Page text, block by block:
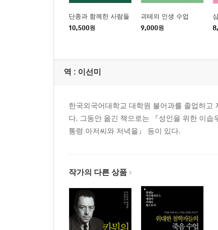
끝없는 전쟁중이다 / 자아는 중심이자 모든 갈
드러난다 / 나는 왜 지금 여기에 있는가? / 불안
앞에서는 도덕이 학문보다 낫다 / 인간은 대가엔
/ 진정한 두려움은 신을 의심하는 데서 온다 / 이
아는 자는 겸손하거나 통찰력이 있다 / 행복
정착시키려면 습관이 필요하다 / 믿음은 이성이
드러난다 / 신의 뜻은 단순하지만 세상이 복잡하게
단종과 함께한 사람들
10,500원
괴테의 인생 수업
9,000원
역 : 이선미
한국외국어대학교 대학원 불어과를 졸업하
다. 그동안 옮긴 책으로는 『성인을 위한 이
통령 아저씨와 저녁을』 등이 있다.
작가의 다른 상품